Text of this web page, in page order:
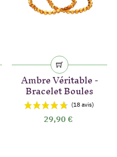
Ambre Véritable -
Bracelet Boules
29,90 €